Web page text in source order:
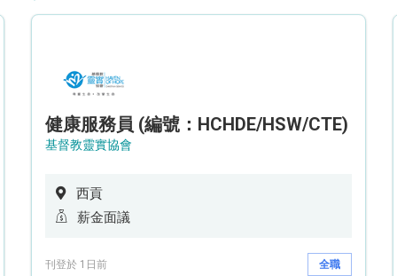
健康服務員 (編號：HCHDE/HSW/CTE)
基督教靈實協會
西貢
薪金面議
刊登於 1日前 全職